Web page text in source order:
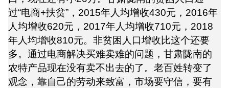
过“电商+扶贫”，2015年人均增收430元，2016年
人均增收620元，2017年人均增收710元，2018
年人均增收810元。非贫困人口增收比这个还要
多。通过电商解决买难卖难的问题，甘肃陇南的
农特产品现在没有卖不出去的了。老百姓转变了
观念，靠自己的劳动来致富，市场要守信，要有